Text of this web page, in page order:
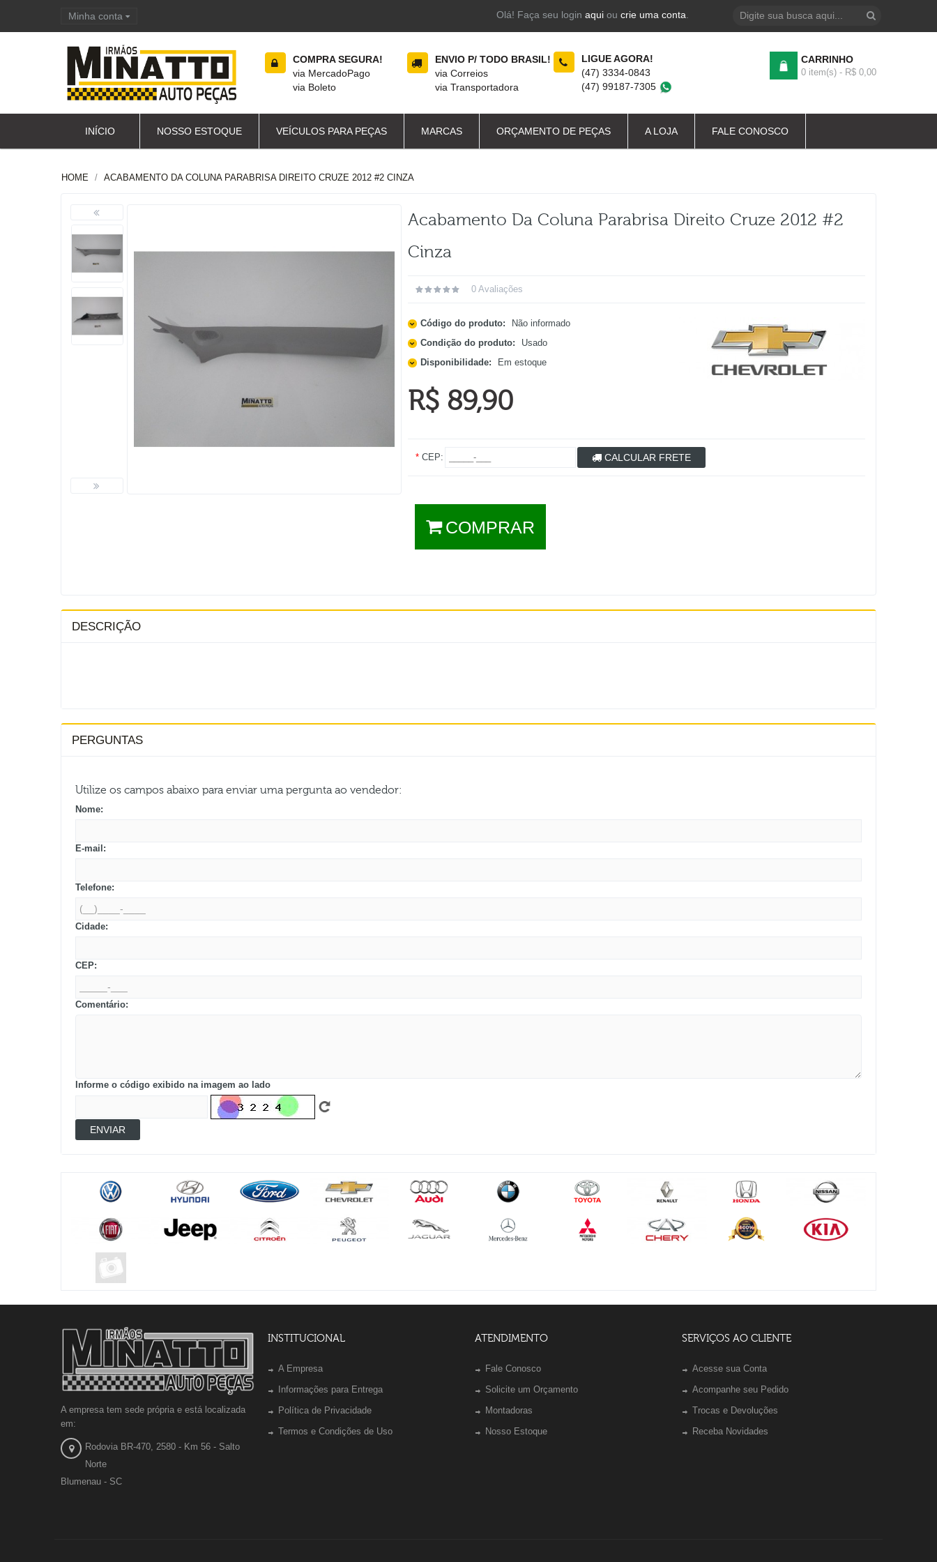
Minha conta Olá! Faça seu login aquiou crie uma conta
COMPRA SEGURA!
via MercadoPago
via Boleto
ENVIO P/ TODO BRASIL!
via Correios
via Transportadora
LIGUE AGORA!
(47) 3334-0843
(47) 99187-7305
CARRINHO
0 item(s) - R$ 0,00
INÍCIO NOSSO ESTOQUE VEÍCULOS PARA PEÇAS MARCAS ORÇAMENTO DE PEÇAS A LOJA FALE CONOSCO
HOME ACABAMENTO DA COLUNA PARABRISA DIREITO CRUZE 2012 #2 CINZA
Acabamento Da Coluna Parabrisa Direito Cruze 2012 #2
Cinza
0 Avaliações
Código do produto:
Não informado
Condição do produto:
Usado
Disponibilidade:
Em estoque
R$ 89,90
*CEP: CALCULAR FRETE
COMPRAR
DESCRIÇÃO
PERGUNTAS
Utilize os campos abaixo para enviar uma pergunta ao vendedor:
Nome:
E-mail:
Telefone:
Cidade:
CEP:
Comentário:
Informe o código exibido na imagem ao lado
ENVIAR
A empresa tem sede própria e está localizada
em:
Rodovia BR-470, 2580 - Km 56 - Salto
Norte
Blumenau - SC
INSTITUCIONAL
A Empresa
Informações para Entrega
Política de Privacidade
Termos e Condições de Uso
ATENDIMENTO
Fale Conosco
Solicite um Orçamento
Montadoras
Nosso Estoque
SERVIÇOS AO CLIENTE
Acesse sua Conta
Acompanhe seu Pedido
Trocas e Devoluções
Receba Novidades